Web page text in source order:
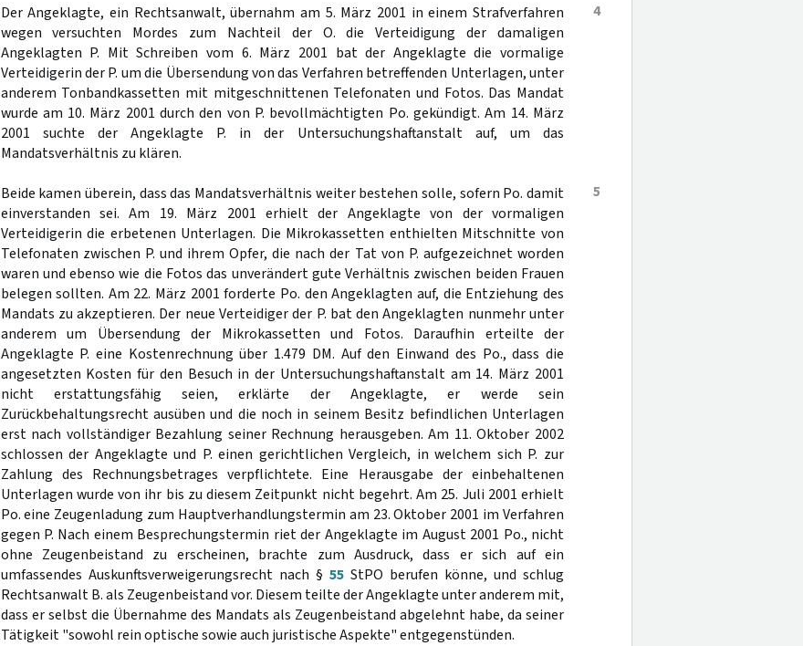
4
Der Angeklagte, ein Rechtsanwalt, übernahm am 5. März 2001 in einem Strafverfahren
wegen versuchten Mordes zum Nachteil der O. die Verteidigung der damaligen
Angeklagten P. Mit Schreiben vom 6. März 2001 bat der Angeklagte die vormalige
Verteidigerin der P. um die Übersendung von das Verfahren betreffenden Unterlagen, unter
anderem Tonbandkassetten mit mitgeschnittenen Telefonaten und Fotos. Das Mandat
wurde am 10. März 2001 durch den von P. bevollmächtigten Po. gekündigt. Am 14. März
2001 suchte der Angeklagte P. in der Untersuchungshaftanstalt auf, um das
Mandatsverhältnis zu klären.
5
Beide kamen überein, dass das Mandatsverhältnis weiter bestehen solle, sofern Po. damit
einverstanden sei. Am 19. März 2001 erhielt der Angeklagte von der vormaligen
Verteidigerin die erbetenen Unterlagen. Die Mikrokassetten enthielten Mitschnitte von
Telefonaten zwischen P. und ihrem Opfer, die nach der Tat von P. aufgezeichnet worden
waren und ebenso wie die Fotos das unverändert gute Verhältnis zwischen beiden Frauen
belegen sollten. Am 22. März 2001 forderte Po. den Angeklagten auf, die Entziehung des
Mandats zu akzeptieren. Der neue Verteidiger der P. bat den Angeklagten nunmehr unter
anderem um Übersendung der Mikrokassetten und Fotos. Daraufhin erteilte der
Angeklagte P. eine Kostenrechnung über 1.479 DM. Auf den Einwand des Po., dass die
angesetzten Kosten für den Besuch in der Untersuchungshaftanstalt am 14. März 2001
nicht erstattungsfähig seien, erklärte der Angeklagte, er werde sein
Zurückbehaltungsrecht ausüben und die noch in seinem Besitz befindlichen Unterlagen
erst nach vollständiger Bezahlung seiner Rechnung herausgeben. Am 11. Oktober 2002
schlossen der Angeklagte und P. einen gerichtlichen Vergleich, in welchem sich P. zur
Zahlung des Rechnungsbetrages verpflichtete. Eine Herausgabe der einbehaltenen
Unterlagen wurde von ihr bis zu diesem Zeitpunkt nicht begehrt. Am 25. Juli 2001 erhielt
Po. eine Zeugenladung zum Hauptverhandlungstermin am 23. Oktober 2001 im Verfahren
gegen P. Nach einem Besprechungstermin riet der Angeklagte im August 2001 Po., nicht
ohne Zeugenbeistand zu erscheinen, brachte zum Ausdruck, dass er sich auf ein
umfassendes Auskunftsverweigerungsrecht nach § 55StPO berufen könne, und schlug
Rechtsanwalt B. als Zeugenbeistand vor. Diesem teilte der Angeklagte unter anderem mit,
dass er selbst die Übernahme des Mandats als Zeugenbeistand abgelehnt habe, da seiner
Tätigkeit "sowohl rein optische sowie auch juristische Aspekte" entgegenstünden.